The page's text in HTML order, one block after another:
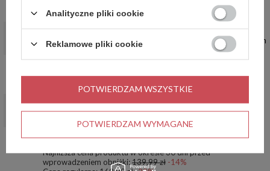
Kubek termiczny na kawę Contigo Huron 2.0 470ml - Macaroon
Kubek termiczny Contigo West Loop 2.0 470 ml - Hitchcock -
119,99 zł / szt.
Najniższa cena produktu w okresie 30 dni przed
wprowadzeniem obniżki:139,99 zł -14%
Analityczne pliki cookie
Reklamowe pliki cookie
POTWIERDZAM WYMAGANE
POTWIERDZAM WSZYSTKIE